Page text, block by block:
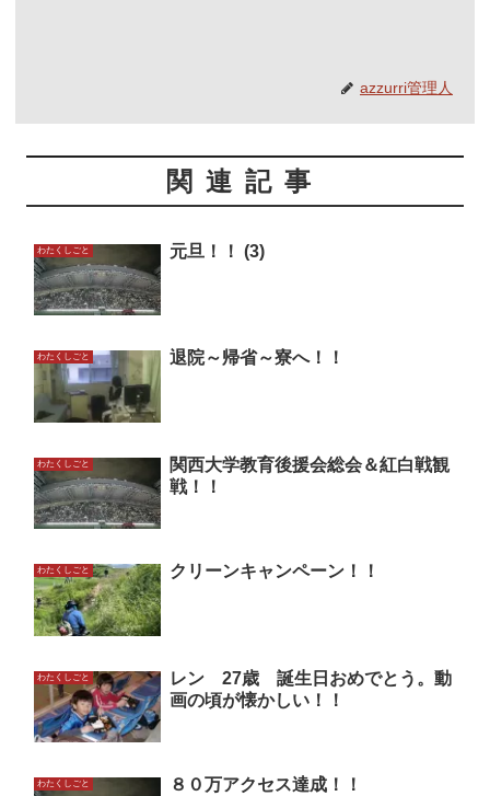
azzurri管理人
関連記事
わたくしごと 元旦！！ (3)
わたくしごと 退院～帰省～寮へ！！
わたくしごと
関西大学教育後援会総会＆紅白戦観
戦！！
わたくしごと クリーンキャンペーン！！
わたくしごと
レン 27歳 誕生日おめでとう。動
画の頃が懐かしい！！
わたくしごと ８０万アクセス達成！！